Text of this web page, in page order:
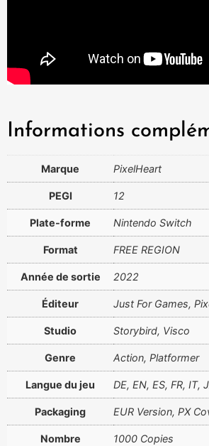
Informations
Marque PixelHeart
PEGI 12
Plate-forme Nintendo Switch
Format FREE REGION
Année de sortie 2022
Éditeur Just For Games,
Studio Storybird, Visco
Genre Action, Platformer
Langue du jeu DE, EN, ES, FR, IT,
Packaging EUR Version, PX
Nombre
1000 Copies